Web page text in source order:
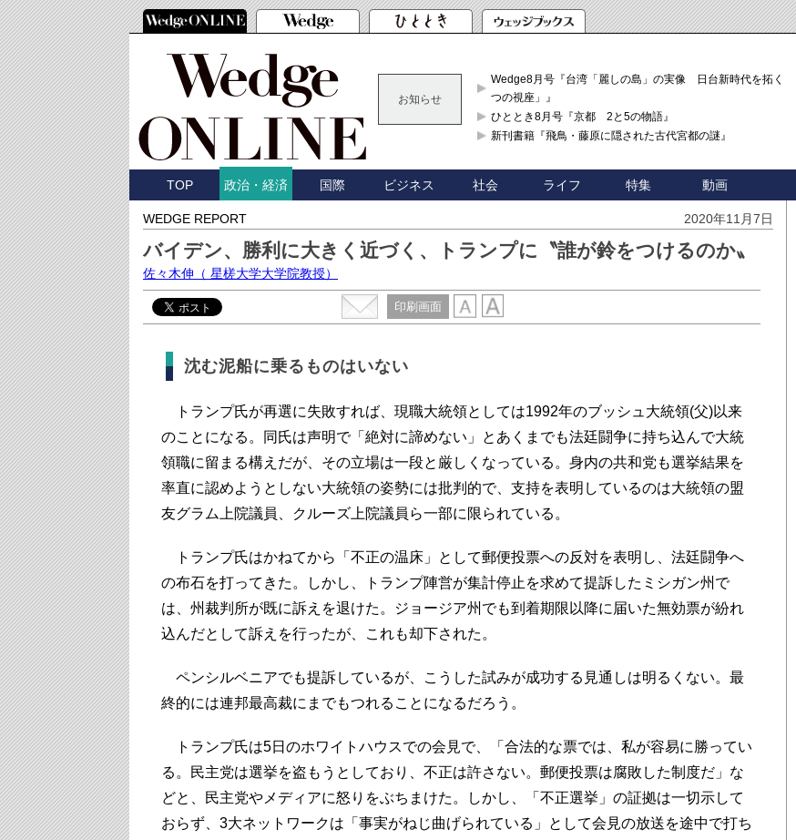
お知らせ
Wedge8月号『台湾「麗しの島」の実像 日台新時代を拓く「3
つの視座」』
ひととき8月号『京都 2と5の物語』
新刊書籍『飛鳥・藤原に隠された古代宮都の謎』
TOP 政治・経済 国際 ビジネス 社会 ライフ 特集 動画
WEDGE REPORT 2020年11月7日
バイデン、勝利に大きく近づく、トランプに〝誰が鈴をつけるのか〟
佐々木伸 （ 星槎大学大学院教授）
印刷画面
沈む泥船に乗るものはいない
トランプ氏が再選に失敗すれば、現職大統領としては1992年のブッシュ大統領(父)以来
のことになる。同氏は声明で「絶対に諦めない」とあくまでも法廷闘争に持ち込んで大統
領職に留まる構えだが、その立場は一段と厳しくなっている。身内の共和党も選挙結果を
率直に認めようとしない大統領の姿勢には批判的で、支持を表明しているのは大統領の盟
友グラム上院議員、クルーズ上院議員ら一部に限られている。
トランプ氏はかねてから「不正の温床」として郵便投票への反対を表明し、法廷闘争へ
の布石を打ってきた。しかし、トランプ陣営が集計停止を求めて提訴したミシガン州で
は、州裁判所が既に訴えを退けた。ジョージア州でも到着期限以降に届いた無効票が紛れ
込んだとして訴えを行ったが、これも却下された。
ペンシルベニアでも提訴しているが、こうした試みが成功する見通しは明るくない。最
終的には連邦最高裁にまでもつれることになるだろう。
トランプ氏は5日のホワイトハウスでの会見で、「合法的な票では、私が容易に勝ってい
る。民主党は選挙を盗もうとしており、不正は許さない。郵便投票は腐敗した制度だ」な
どと、民主党やメディアに怒りをぶちまけた。しかし、「不正選挙」の証拠は一切示して
おらず、3大ネットワークは「事実がねじ曲げられている」として会見の放送を途中で打ち